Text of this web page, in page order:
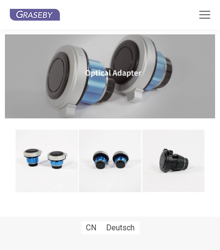
CN Deutsch